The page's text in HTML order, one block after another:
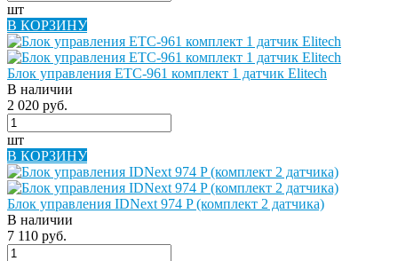
шт
В КОРЗИНУ
Блок управления ETC-961 комплект 1 датчик Elitech
В наличии
2 020 руб.
шт
В КОРЗИНУ
Блок управления IDNext 974 P (комплект 2 датчика)
В наличии
7 110 руб.